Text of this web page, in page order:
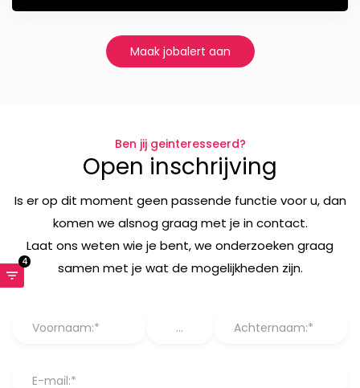
Maak jobalert aan
4
Ben jij geinteresseerd?
Open inschrijving
Is er op dit moment geen passende functie voor u, dan
komen we alsnog graag met je in contact.
Laat ons weten wie je bent, we onderzoeken graag
samen met je wat de mogelijkheden zijn.